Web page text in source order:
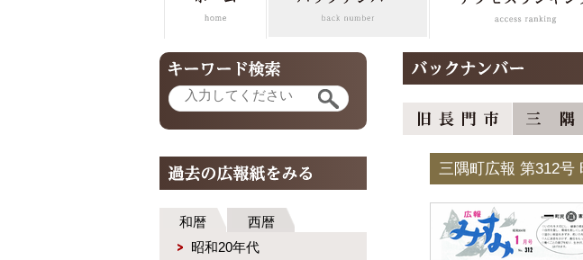
和暦
西暦
昭和20年代
三隅町広報 第312号